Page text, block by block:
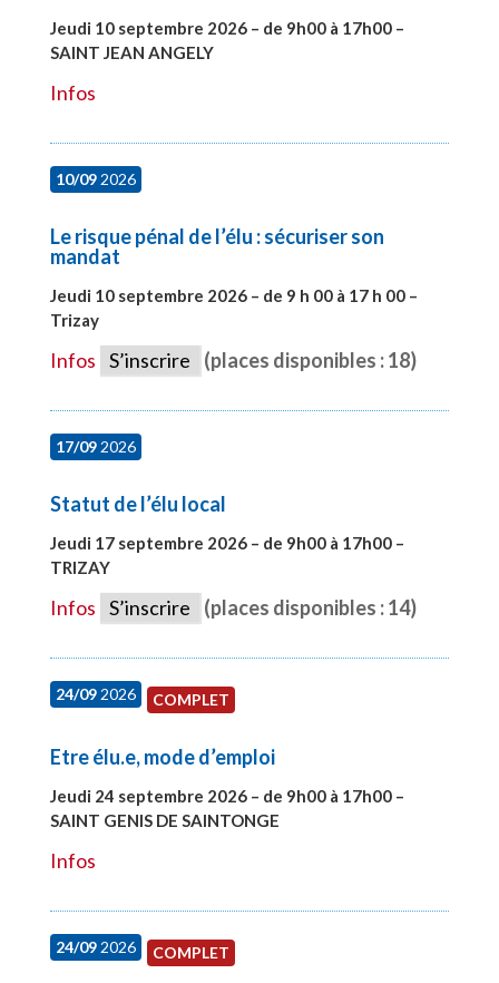
Jeudi 10 septembre 2026 – de 9h00 à 17h00 –
SAINT JEAN ANGELY
Infos
10/092026
Le risque pénal de l’élu : sécuriser son
mandat
Jeudi 10 septembre 2026 – de 9 h 00 à 17 h 00 –
Trizay
Infos S’inscrire (places disponibles : 18)
17/092026
Statut de l’élu local
Jeudi 17 septembre 2026 – de 9h00 à 17h00 –
TRIZAY
Infos S’inscrire (places disponibles : 14)
24/092026 COMPLET
Etre élu.e, mode d’emploi
Jeudi 24 septembre 2026 – de 9h00 à 17h00 –
SAINT GENIS DE SAINTONGE
Infos
24/092026 COMPLET